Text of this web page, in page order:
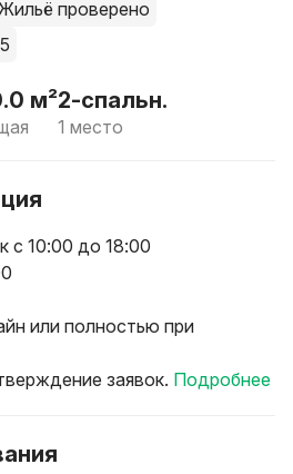
проверено
м²2-спальн.
1 место
с 10:00 до 18:00
или полностью при
заявок. Подробнее